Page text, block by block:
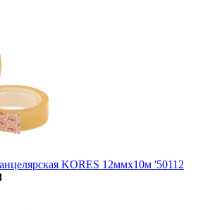
KORES 12ммx10м '50112